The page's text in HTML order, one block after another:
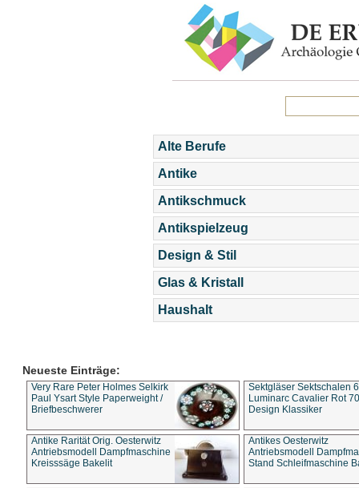
Alte Berufe
Antike
Antikschmuck
Antikspielzeug
Design & Stil
Glas & Kristall
Haushalt
Neueste Einträge:
Very Rare Peter Holmes Selkirk
Paul Ysart Style Paperweight /
Briefbeschwerer
Sektgläser Sektschalen
Luminarc Cavalier Rot
Design Klassiker
Antike Rarität Orig. Oesterwitz
Antriebsmodell Dampfmaschine
Kreisssäge Bakelit
Antikes Oesterwitz
Antriebsmodell
Stand Schleifmaschine